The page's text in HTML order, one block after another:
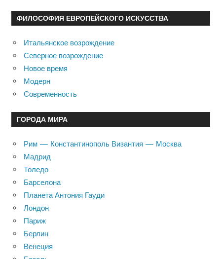
ФИЛОСОФИЯ ЕВРОПЕЙСКОГО ИСКУССТВА
Итальянское возрождение
Северное возрождение
Новое время
Модерн
Современность
ГОРОДА МИРА
Рим — Константинополь Византия — Москва
Мадрид
Толедо
Барселона
Планета Антония Гауди
Лондон
Париж
Берлин
Венеция